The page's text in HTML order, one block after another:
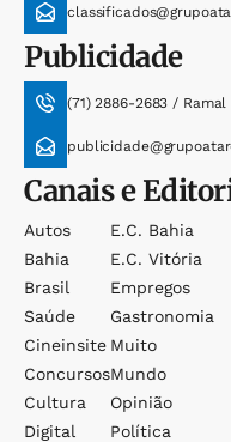
Publicidade
(71) 2886-2683 / Ramal
Canais e
Autos
Bahia
Brasil
Saúde
Cineinsite
Concursos
Cultura
Digital
E.c. Bahia
E.c. Vitória
Empregos
Gastronomia
Muito
Mundo
Opinião
Política